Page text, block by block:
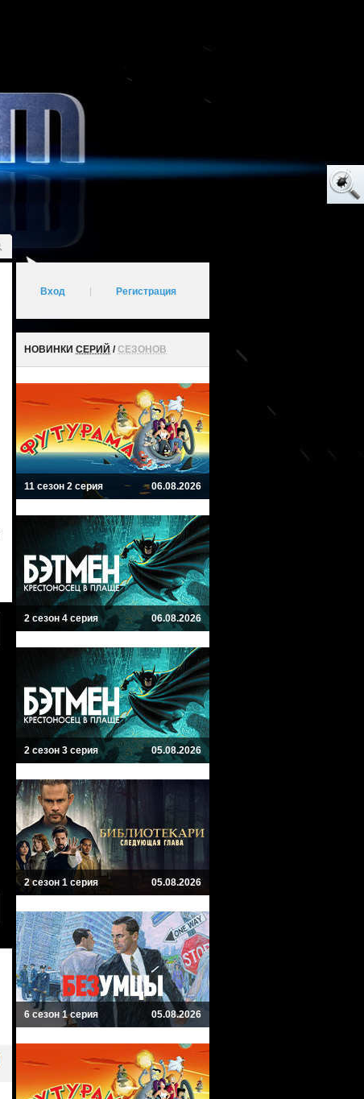
Вход Регистрация
НОВИНКИ СЕРИЙ /СЕЗОНОВ
11 сезон 2 серия 06.08.2026
2 сезон 4 серия 06.08.2026
2 сезон 3 серия 05.08.2026
2 сезон 1 серия 05.08.2026
6 сезон 1 серия 05.08.2026